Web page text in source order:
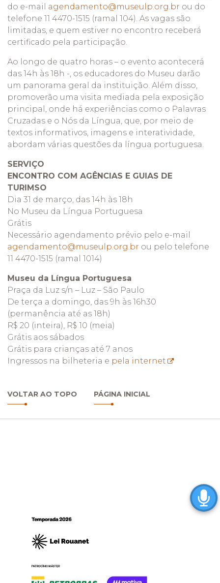
do e-mail agendamento@museulp.org.br ou do
telefone 11 4470-1515 (ramal 104). As vagas são
limitadas, e quem estiver no encontro receberá
certificado pela participação.
Ao longo de quatro horas – o evento acontecerá
das 14h às 18h -, os educadores do Museu darão
um panorama geral da instituição. Além disso,
promoverão uma visita mediada pela exposição
principal, onde há experiências como o Palavras
Cruzadas e o Nós da Língua, que, por meio de
textos informativos, imagens e interatividade,
abordam várias questões da língua portuguesa.
SERVIÇO
ENCONTRO COM AGÊNCIAS E GUIAS DE
TURIMSO
Dia 31 de março, das 14h às 18h
No Museu da Língua Portuguesa
Grátis
Necessário agendamento prévio pelo e-mail
agendamento@museulp.org.br ou pelo telefone
11 4470-1515 (ramal 1014)
Museu da Língua Portuguesa
Praça da Luz s/n – Luz – São Paulo
De terça a domingo, das 9h às 16h30
(permanência até as 18h)
R$ 20 (inteira), R$ 10 (meia)
Grátis aos sábados
Grátis para crianças até 7 anos
Ingressos na bilheteria e pela internet
VOLTAR AO TOPO PÁGINA INICIAL